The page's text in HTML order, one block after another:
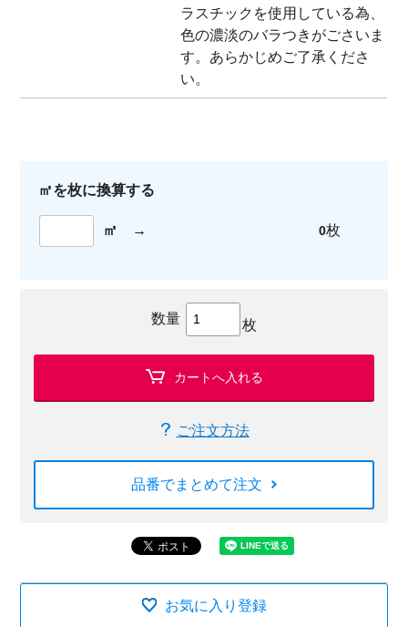
ラスチックを使用している為、
色の濃淡のバラつきがごさいま
す。あらかじめご了承くださ
い。
㎡を枚に換算する
㎡ → 0枚
数量 枚
カートへ入れる
ご注文方法
品番でまとめて注文
お気に入り登録